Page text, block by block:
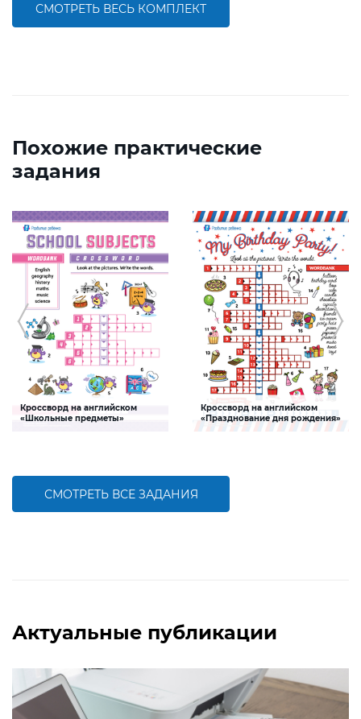
СМОТРЕТЬ ВЕСЬ КОМПЛЕКТ
Похожие практические
задания
Кроссворд на английском
«Школьные предметы»
Кроссворд на английском
«Празднование дня рождения»
СМОТРЕТЬ ВСЕ ЗАДАНИЯ
Актуальные публикации